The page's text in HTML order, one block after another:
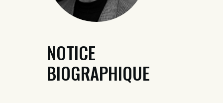
NOTICE
BIOGRAPHIQUE